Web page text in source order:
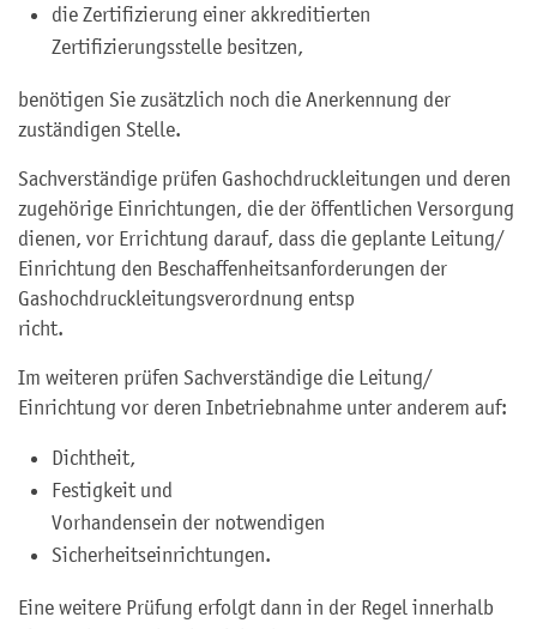
die Zertifizierung einer akkreditierten
Zertifizierungsstelle besitzen,
benötigen Sie zusätzlich noch die Anerkennung der
zuständigen Stelle.
Sachverständige prüfen Gashochdruckleitungen und deren
zugehörige Einrichtungen, die der öffentlichen Versorgung
dienen, vor Errichtung darauf, dass die geplante Leitung/
Einrichtung den Beschaffenheitsanforderungen der
Gashochdruckleitungsverordnung entsp
richt.
Im weiteren prüfen Sachverständige die Leitung/
Einrichtung vor deren Inbetriebnahme unter anderem auf:
Dichtheit,
Festigkeit und
Vorhandensein der notwendigen
Sicherheitseinrichtungen.
Eine weitere Prüfung erfolgt dann in der Regel innerhalb